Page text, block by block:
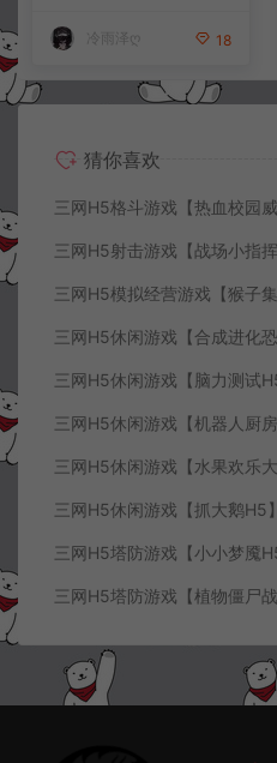
冷雨泽ღ 18
猜你喜欢